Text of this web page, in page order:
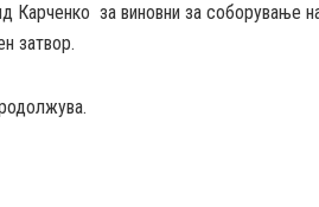
Карченко за виновни за соборување
затвор.